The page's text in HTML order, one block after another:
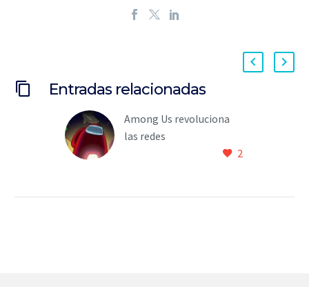
Entradas relacionadas
Among Us revoluciona
las redes
2